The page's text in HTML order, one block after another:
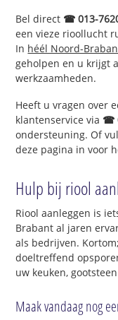
Bel direct ☎ 013-
een vieze rioollucht
In héél Noord-
geholpen en u krijgt
werkzaamheden.
Heeft u vragen over
klantenservice via ☎
ondersteuning. Of
deze pagina in voor
Hulp bij riool
Riool aanleggen is
Brabant al jaren
als bedrijven.
doeltreffend
uw keuken,
Maak vandaag nog